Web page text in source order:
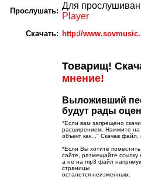
Прослушать:
Для
Player
Скачать: http://
Товарищ!
мнение!
Выложивший
будут рады
*Если вам запрещено
расширением. Нажмите на
объект как..." Скачав
*Если Вы хотите
сайте, размещайте ссылку
а не на mp3 файл
страницы
останется неизменным.